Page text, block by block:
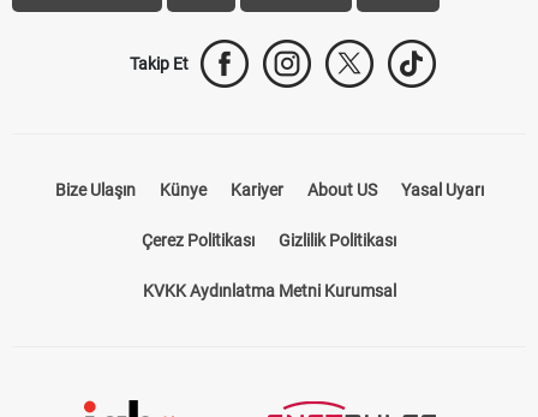
Trabzonspor Transfer Canlı İzle iddaa Sonuçları Aktif Sayaç